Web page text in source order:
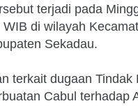
terjadi pada
di wilayah
Sekadau.
terkait dugaan Tindak
Cabul terhadap